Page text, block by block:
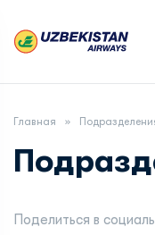
Главная
Поделиться в